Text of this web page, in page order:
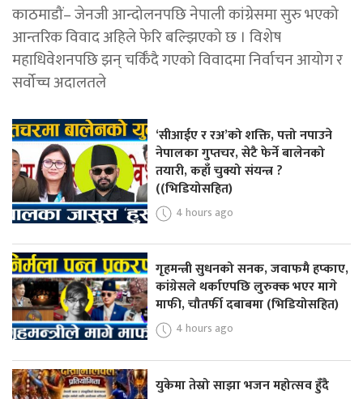
काठमाडौं– जेनजी आन्दोलनपछि नेपाली कांग्रेसमा सुरु भएको
आन्तरिक विवाद अहिले फेरि बल्झिएको छ । विशेष
महाधिवेशनपछि झन् चर्किँदै गएको विवादमा निर्वाचन आयोग र
सर्वोच्च अदालतले
‘सीआईए र रअ’को शक्ति, पत्तो नपाउने
नेपालका गुप्तचर, सेटै फेर्ने बालेनको
तयारी, कहाँ चुक्यो संयन्त्र ?
((भिडियोसहित)
4 hours ago
गृहमन्त्री सुधनको सनक, जवाफमै हप्काए,
कांग्रेसले थर्काएपछि लुरुक्क भएर मागे
माफी, चौतर्फी दबाबमा (भिडियोसहित)
4 hours ago
युकेमा तेस्रो साझा भजन महोत्सव हुँदै